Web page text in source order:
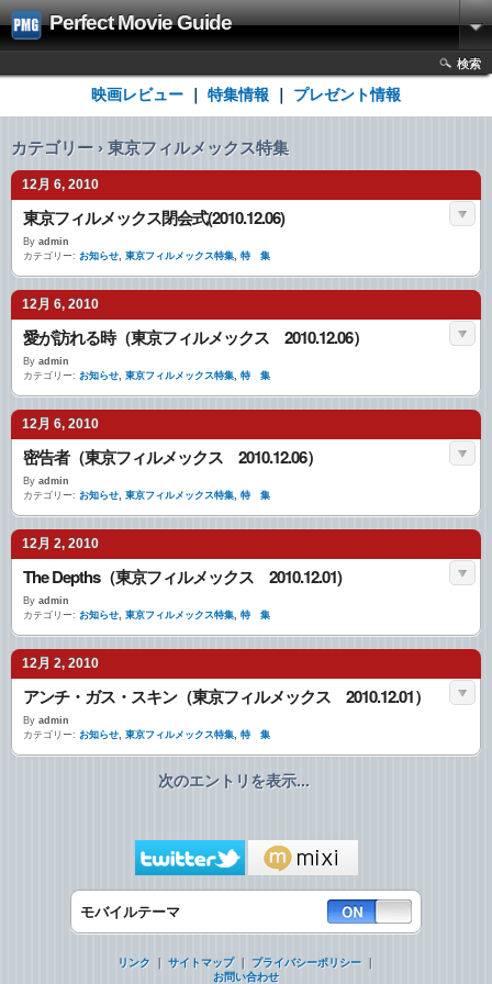
Perfect Movie Guide
検索
映画レビュー 特集情報 プレゼント情報
カテゴリー › 東京フィルメックス特集
12月 6, 2010
東京フィルメックス閉会式(2010.12.06)
By admin
カテゴリー: お知らせ, 東京フィルメックス特集, 特 集
12月 6, 2010
愛が訪れる時（東京フィルメックス 2010.12.06）
By admin
カテゴリー: お知らせ, 東京フィルメックス特集, 特 集
12月 6, 2010
密告者（東京フィルメックス 2010.12.06）
By admin
カテゴリー: お知らせ, 東京フィルメックス特集, 特 集
12月 2, 2010
The Depths（東京フィルメックス 2010.12.01)
By admin
カテゴリー: お知らせ, 東京フィルメックス特集, 特 集
12月 2, 2010
アンチ・ガス・スキン（東京フィルメックス 2010.12.01）
By admin
カテゴリー: お知らせ, 東京フィルメックス特集, 特 集
次のエントリを表示...
モバイルテーマ
リンク ｜ サイトマップ｜ プライバシーポリシー｜
お問い合わせ